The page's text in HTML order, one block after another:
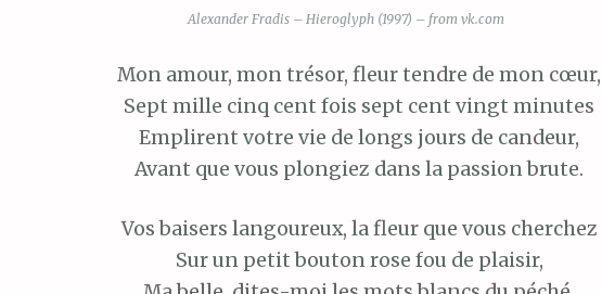
Alexander Fradis – Hieroglyph (1997) – from vk.com
Mon amour, mon trésor, fleur tendre de mon cœur,
Sept mille cinq cent fois sept cent vingt minutes
Emplirent votre vie de longs jours de candeur,
Avant que vous plongiez dans la passion brute.
Vos baisers langoureux, la fleur que vous cherchez
Sur un petit bouton rose fou de plaisir,